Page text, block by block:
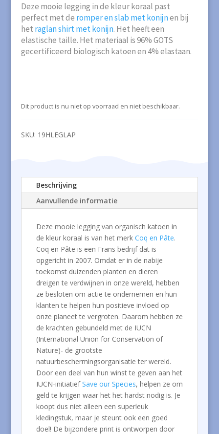
Deze mooie legging in de kleur koraal past
perfect met de romper en slab met konijnen bij
het raglan shirt met konijn. Het heeft een
elastische taille. Het materiaal is 96% GOTS
gecertificeerd biologisch katoen en 4% elastaan.
Dit product is nu niet op voorraad en niet beschikbaar.
SKU: 19HLEGLAP
Beschrijving
Aanvullende informatie
Deze mooie legging van organisch katoen in
de kleur koraal is van het merk Coq en Pâte.
Coq en Pâte is een Frans bedrijf dat is
opgericht in 2007. Omdat er in de nabije
toekomst duizenden planten en dieren
dreigen te verdwijnen in onze wereld, hebben
ze besloten om actie te ondernemen en hun
klanten te helpen hun positieve invloed op
onze planeet te vergroten. Daarom hebben ze
de krachten gebundeld met de IUCN
(International Union for Conservation of
Nature)- de grootste
natuurbeschermingsorganisatie ter wereld.
Door een deel van hun winst te geven aan het
IUCN-initiatiefSave our Species, helpen ze om
geld te krijgen waar het het hardst nodig is. Je
koopt dus niet alleen een superleuk
kledingstuk, maar je steunt ook een goed
doel! De bijzondere print is ontworpen door